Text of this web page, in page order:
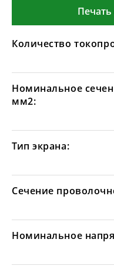
Количество
Номинальное
мм2:
Тип экрана:
Сечение
Номинальное